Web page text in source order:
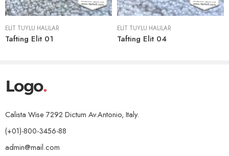
ELIT TÜYLÜ HALILAR
Tafting Elit 01
ELIT TÜYLÜ HALILAR
Tafting Elit 04
Calista Wise 7292 Dictum Av.Antonio, Italy.
(+01)-800-3456-88
admin@mail.com